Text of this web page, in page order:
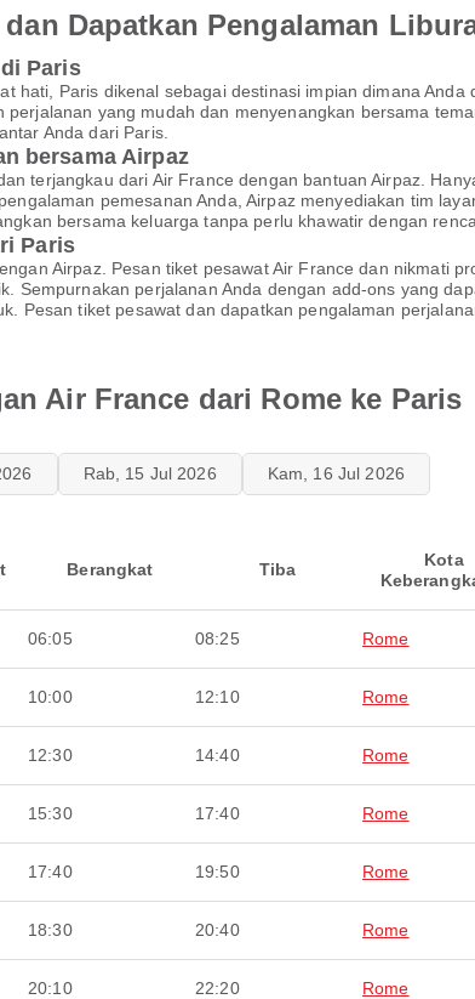
Dapatkan Pengalaman
Paris
hati, Paris dikenal sebagai destinasi impian dimana
yang mudah dan menyenangkan bersama
Anda dari Paris.
bersama Airpaz
terjangkau dari Air France dengan bantuan Airpaz.
pemesanan Anda, Airpaz menyediakan tim
bersama keluarga tanpa perlu khawatir dengan
Paris
Airpaz. Pesan tiket pesawat Air France dan nikmati
Sempurnakan perjalanan Anda dengan add-ons yang
Pesan tiket pesawat dan dapatkan pengalaman
Air France dari Rome ke Paris
Rab, 15 Jul 2026 Kam, 16 Jul 2026
Berangkat Tiba
Kota
06:05 08:25 Rome
10:00 12:10 Rome
12:30 14:40 Rome
15:30 17:40 Rome
17:40 19:50 Rome
18:30 20:40 Rome
20:10 22:20 Rome